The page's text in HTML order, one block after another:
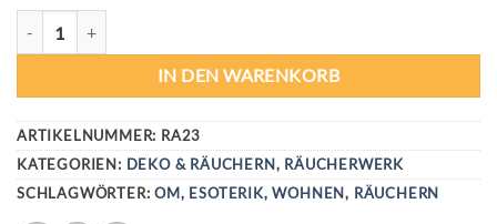
IN DEN WARENKORB
ARTIKELNUMMER: RA23
KATEGORIEN: DEKO & RÄUCHERN, RÄUCHERWERK
SCHLAGWÖRTER:OM, ESOTERIK,WOHNEN, RÄUCHERN